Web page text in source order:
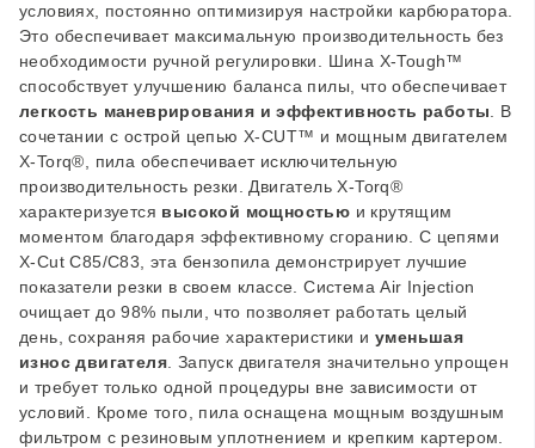
условиях, постоянно оптимизируя настройки карбюратора.
Это обеспечивает максимальную производительность без
необходимости ручной регулировки. Шина X-Tough™
способствует улучшению баланса пилы, что обеспечивает
легкость маневрирования и эффективность работы . В
сочетании с острой цепью X-CUT™ и мощным двигателем
X-Torq®, пила обеспечивает исключительную
производительность резки. Двигатель X-Torq®
характеризуется высокой мощностью и крутящим
моментом благодаря эффективному сгоранию. С цепями
X-Cut C85/C83, эта бензопила демонстрирует лучшие
показатели резки в своем классе. Система Air Injection
очищает до 98% пыли, что позволяет работать целый
день, сохраняя рабочие характеристики и уменьшая
износ двигателя . Запуск двигателя значительно упрощен
и требует только одной процедуры вне зависимости от
условий. Кроме того, пила оснащена мощным воздушным
фильтром с резиновым уплотнением и крепким картером.